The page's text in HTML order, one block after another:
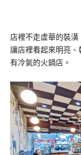
店裡不走虛華的裝潢
讓店裡看起來明亮
有冷氣的火鍋店。